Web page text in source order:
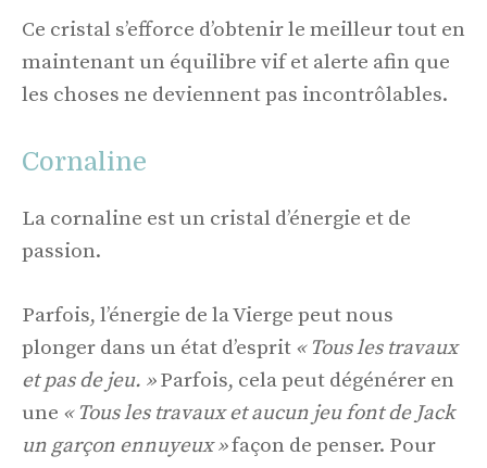
Ce cristal s’efforce d’obtenir le meilleur tout en
maintenant un équilibre vif et alerte afin que
les choses ne deviennent pas incontrôlables.
Cornaline
La cornaline est un cristal d’énergie et de
passion.
Parfois, l’énergie de la Vierge peut nous
plonger dans un état d’esprit « Tous les travaux
et pas de jeu. »Parfois, cela peut dégénérer en
une « Tous les travaux et aucun jeu font de Jack
un garçon ennuyeux »façon de penser. Pour